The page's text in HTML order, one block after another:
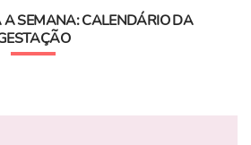
A SEMANA: CALENDÁRIO DA